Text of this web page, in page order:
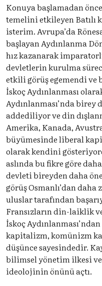
Konuya başlamadan
temelini etkileyen Batılı
isterim. Avrupa’da
başlayan Aydınlanma
hız kazanarak
devletlerin kurulma
etkili görüş egemendi ve
İskoç Aydınlanması
Aydınlanması’nda
addediliyor ve din
Amerika, Kanada,
büyümesinde liberal
olarak kendini
aslında bu fikre göre
devleti bireyden daha
görüş Osmanlı’dan
uluslar tarafından
Fransızların din-laiklik
İskoç
kapitalizm, komünizm
düşünce sayesindedir.
bilimsel yönetim ilkesi
ideolojinin önünü açtı.